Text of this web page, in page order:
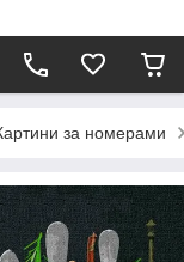
за номерами